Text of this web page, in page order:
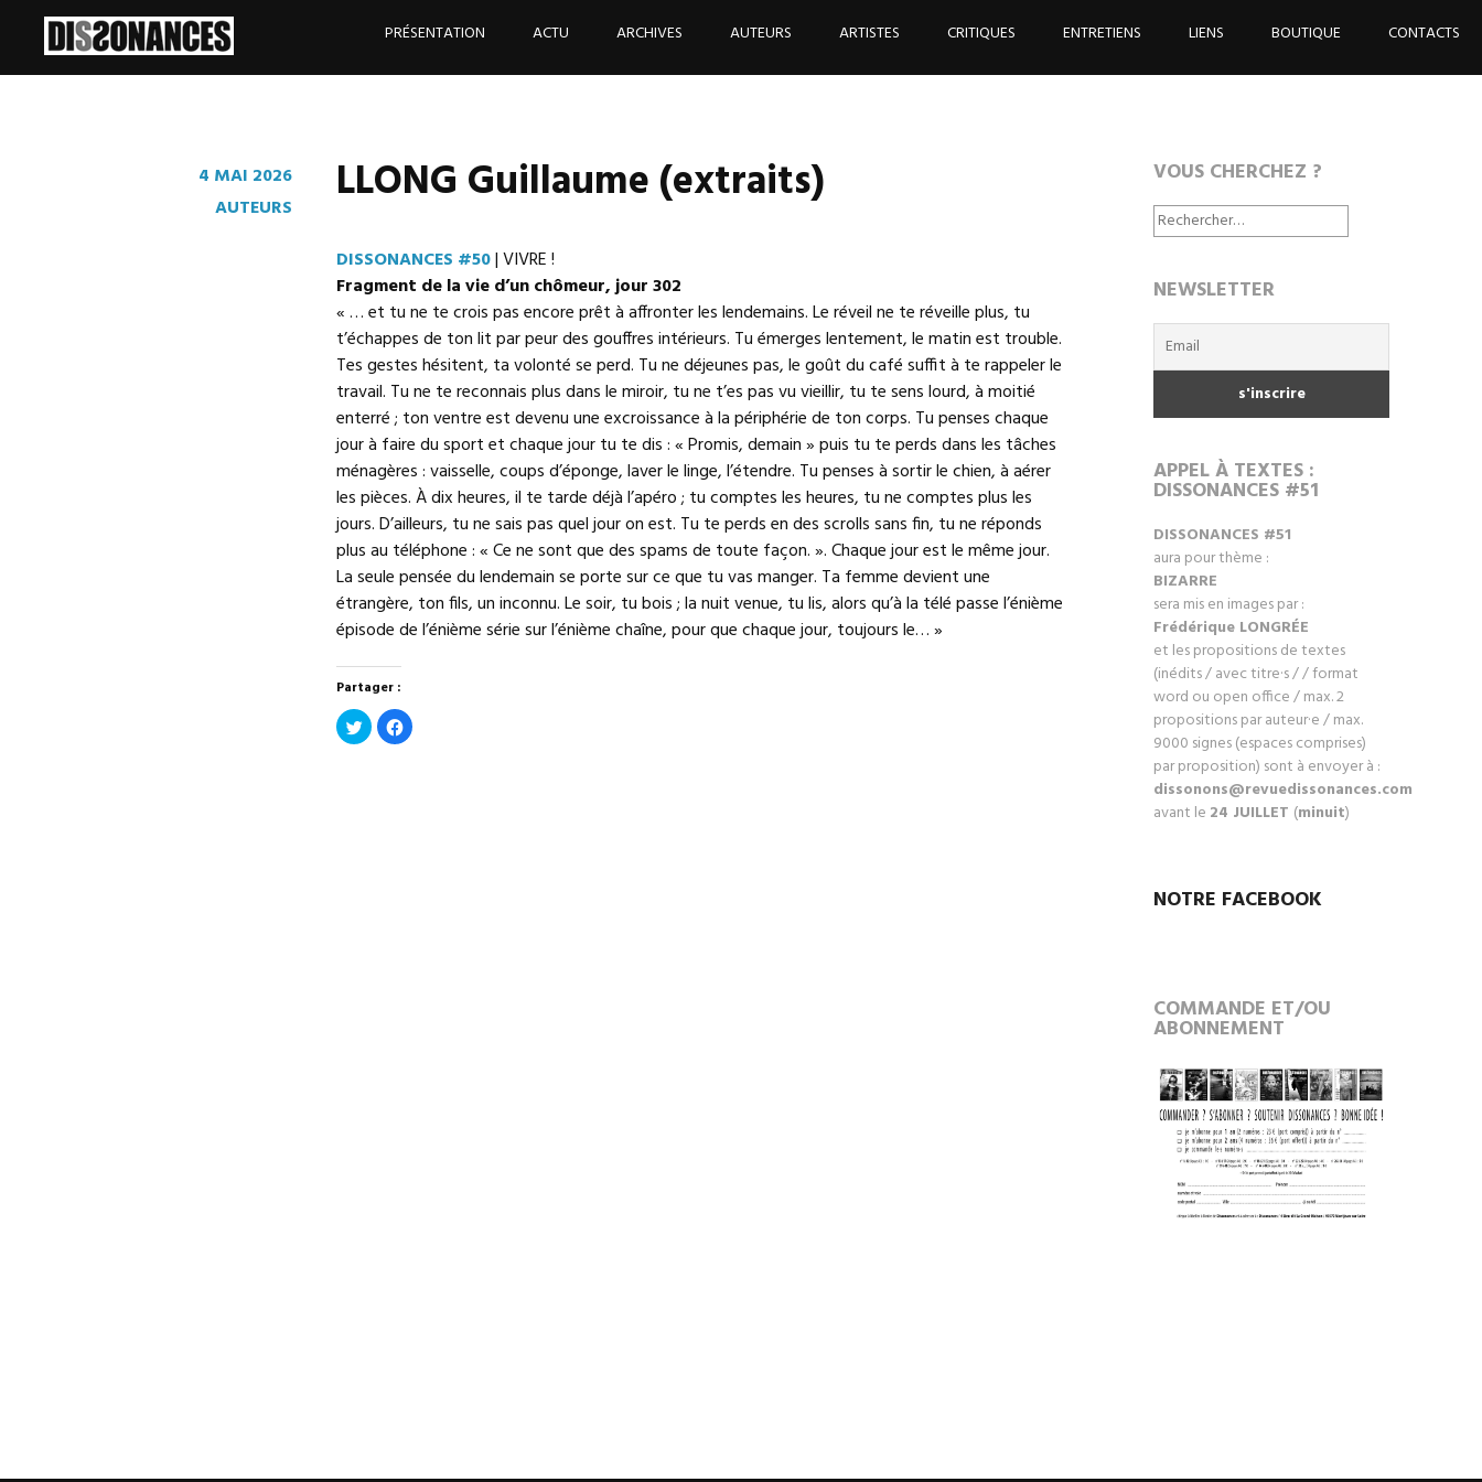
PRÉSENTATION ACTU ARCHIVES AUTEURS ARTISTES CRITIQUES ENTRETIENS LIENS BOUTIQUE CONTACTS
4 MAI 2026
AUTEURS
LLONG Guillaume (extraits)
DISSONANCES #50| VIVRE !
Fragment de la vie d’un chômeur, jour 302
« … et tu ne te crois pas encore prêt à affronter les lendemains. Le réveil ne te réveille plus, tu
t’échappes de ton lit par peur des gouffres intérieurs. Tu émerges lentement, le matin est trouble.
Tes gestes hésitent, ta volonté se perd. Tu ne déjeunes pas, le goût du café suffit à te rappeler le
travail. Tu ne te reconnais plus dans le miroir, tu ne t’es pas vu vieillir, tu te sens lourd, à moitié
enterré ; ton ventre est devenu une excroissance à la périphérie de ton corps. Tu penses chaque
jour à faire du sport et chaque jour tu te dis : « Promis, demain » puis tu te perds dans les tâches
ménagères : vaisselle, coups d’éponge, laver le linge, l’étendre. Tu penses à sortir le chien, à aérer
les pièces. À dix heures, il te tarde déjà l’apéro ; tu comptes les heures, tu ne comptes plus les
jours. D’ailleurs, tu ne sais pas quel jour on est. Tu te perds en des scrolls sans fin, tu ne réponds
plus au téléphone : « Ce ne sont que des spams de toute façon. ». Chaque jour est le même jour.
La seule pensée du lendemain se porte sur ce que tu vas manger. Ta femme devient une
étrangère, ton fils, un inconnu. Le soir, tu bois ; la nuit venue, tu lis, alors qu’à la télé passe l’énième
épisode de l’énième série sur l’énième chaîne, pour que chaque jour, toujours le… »
Partager :
Cliquez
pour
partager
Cliquez
pour
VOUS CHERCHEZ ?
Rechercher :
NEWSLETTER
APPEL À TEXTES :
DISSONANCES #51
DISSONANCES #51
aura pour thème :
BIZARRE
sera mis en images par :
Frédérique LONGRÉE
et les propositions de textes
(inédits / avec titre·s / / format
word ou open office / max. 2
propositions par auteur·e / max.
9000 signes (espaces comprises)
par proposition) sont à envoyer à :
dissonons@revuedissonances.com
avant le 24 JUILLET (minuit)
NOTRE FACEBOOK
COMMANDE ET/OU
ABONNEMENT